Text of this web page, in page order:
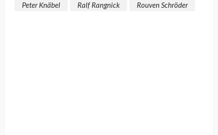
Peter Knäbel
Ralf Rangnick Rouven Schröder